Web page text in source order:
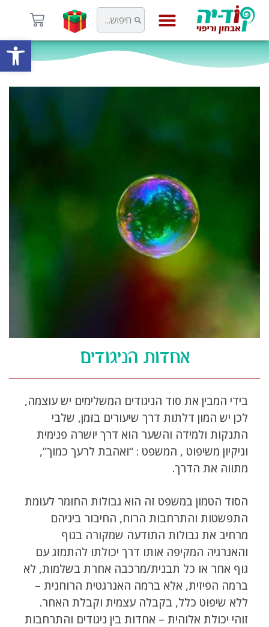
אחדות הניגודים
בידי המבין את סוד הניגודים המשלימים יש עוצמה,
לכן יש המון דלתות דרך שיעורים בזמן, שלבי
התנקות ולמידה והשער הוא דרך יושרה פנימית
וניקיון משיפוט , המשפט : “ואהבת לרעך כמוך”,
מתווה את הדרך.
הסוד הטמון במשפט זה הוא גבולות החומר לעומת
התפשטות והתרחבות הרוח, החיבור ביניהם
מרחיב את גבולות התודעה שמקורה בגוף
והאנרגיה המקיפה אותו דרך יכולתו להתמזג עם
גוף אחר או כל תבנית/מרכבה אחרת בשלמות, לא
ברמה הפיזית, אלא ברמה האנרגטית הרוחנית –
ללא שיפוט כלל, בקבלה עצמית וקבלת האחר.
זוהי יכולת אלוהית – אחדות בין ניגודים והתרחבות